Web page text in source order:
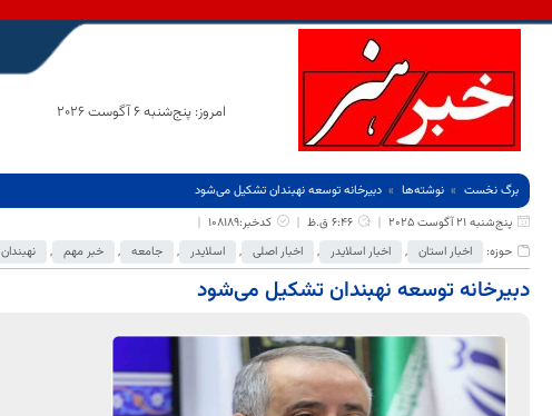
امروز: پنج‌شنبه 6 آگوست 2026
برگ نخست نوشته‌ها
دبیرخانه توسعه نهبندان تشکیل می‌شود
پنج‌شنبه 21 آگوست 2025
6:46 ق.ظ
کدخبر:108189
حوزه:
اخبار استان , اخبار اسلایدر , اخبار اصلی , اسلایدر , جامعه , خبر مهم , نهبندان
دبیرخانه توسعه نهبندان تشکیل می‌شود